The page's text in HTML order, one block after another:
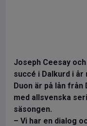
Joseph Ceesay
succé i Dalkurd i
Duon är på lån
med allsvenska
säsongen.
– Vi har en dialog